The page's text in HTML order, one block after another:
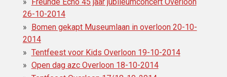
Freunde Echo 45 jaar jubileumconcert Overloon
26-10-2014
Bomen gekapt Museumlaan in overloon 20-10-
2014
Tentfeest voor Kids Overloon 19-10-2014
Open dag azc Overloon 18-10-2014